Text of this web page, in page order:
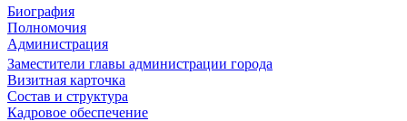
Биография
Полномочия
Администрация
Заместители главы администрации города
Визитная карточка
Состав и структура
Кадровое обеспечение